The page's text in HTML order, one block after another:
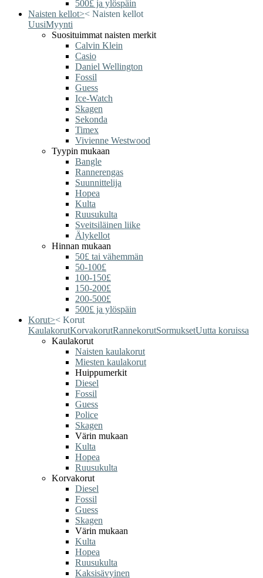
500£ ja ylöspäin
Naisten kellot>< Naisten kellot
UusiMyynti
Suosituimmat naisten merkit
Calvin Klein
Casio
Daniel Wellington
Fossil
Guess
Ice-Watch
Skagen
Sekonda
Timex
Vivienne Westwood
Tyypin mukaan
Bangle
Rannerengas
Suunnittelija
Hopea
Kulta
Ruusukulta
Sveitsiläinen liike
Älykellot
Hinnan mukaan
50£ tai vähemmän
50-100£
100-150£
150-200£
200-500£
500£ ja ylöspäin
Korut>< Korut
KaulakorutKorvakorutRannekorutSormuksetUutta koruissa
Kaulakorut
Naisten kaulakorut
Miesten kaulakorut
Huippumerkit
Diesel
Fossil
Guess
Police
Skagen
Värin mukaan
Kulta
Hopea
Ruusukulta
Korvakorut
Diesel
Fossil
Guess
Skagen
Värin mukaan
Kulta
Hopea
Ruusukulta
Kaksisävyinen